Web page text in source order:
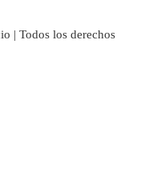
| Todos los derechos